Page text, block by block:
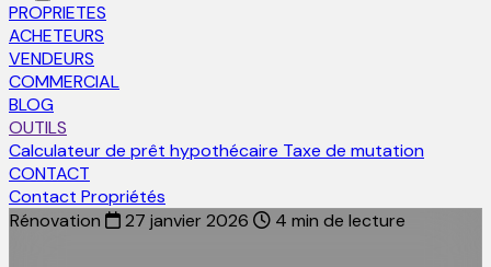
PROPRIETES
ACHETEURS
VENDEURS
COMMERCIAL
BLOG
OUTILS
Calculateur de prêt hypothécaire Taxe de mutation
CONTACT
Contact Propriétés
Rénovation
27 janvier 2026 4 min de lecture